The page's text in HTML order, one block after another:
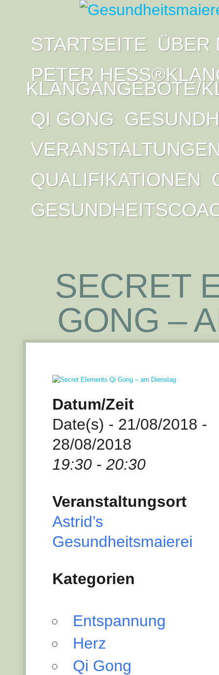
STARTSEITE
ÜBER
PETER
KLANGANGEBOTE/
QI GONG
QUALIFIKATIONEN
SECRET
GONG –
Datum/Zeit
Date(s) - 21/08/2018 -
28/08/2018
19:30 - 20:30
Veranstaltungsort
Astrid’s
Gesundheitsmaierei
Kategorien
Entspannung
Herz
Qi Gong